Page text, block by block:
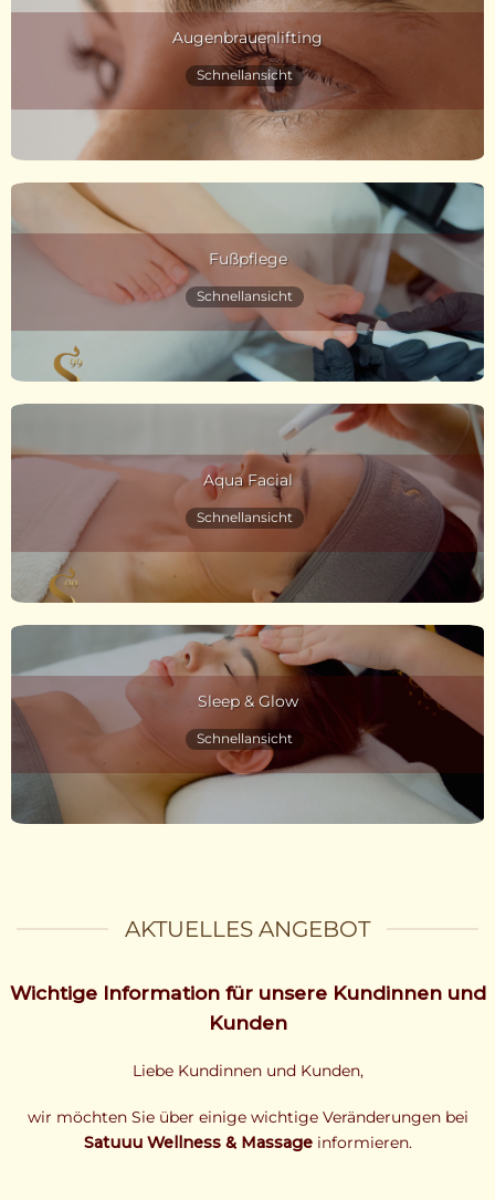
Augenbrauenlifting
Schnellansicht
Fußpflege
Schnellansicht
Aqua Facial
Schnellansicht
Sleep & Glow
Schnellansicht
AKTUELLES ANGEBOT
Wichtige Information für unsere Kundinnen und
Kunden
Liebe Kundinnen und Kunden,
wir möchten Sie über einige wichtige Veränderungen bei
Satuuu Wellness & Massageinformieren.